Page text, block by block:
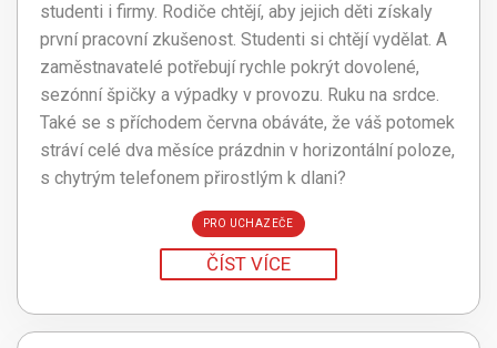
studenti i firmy. Rodiče chtějí, aby jejich děti získaly
první pracovní zkušenost. Studenti si chtějí vydělat. A
zaměstnavatelé potřebují rychle pokrýt dovolené,
sezónní špičky a výpadky v provozu. Ruku na srdce.
Také se s příchodem června obáváte, že váš potomek
stráví celé dva měsíce prázdnin v horizontální poloze,
s chytrým telefonem přirostlým k dlani?
PRO UCHAZEČE
ČÍST VÍCE